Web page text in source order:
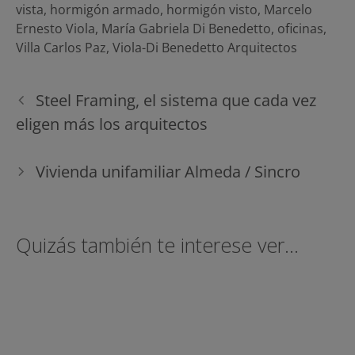
vista, hormigón armado, hormigón visto, Marcelo
Ernesto Viola, María Gabriela Di Benedetto, oficinas,
Villa Carlos Paz, Viola-Di Benedetto Arquitectos
Navegación
de
entradas
Steel Framing, el sistema que cada vez
eligen más los arquitectos
Vivienda unifamiliar Almeda / Sincro
Quizás también te interese ver...